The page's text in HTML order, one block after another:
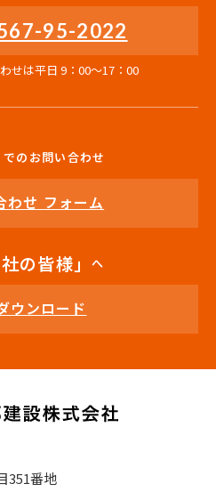
95-2022
せは平日 9：00〜17：00
でのお問い合わせ
わせ フォーム
社の皆様」へ
ウンロード
351番地